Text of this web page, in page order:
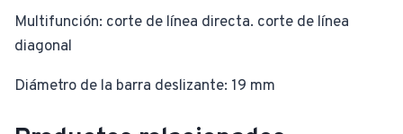
Multifunción: corte de línea directa. corte de línea
diagonal
Diámetro de la barra deslizante: 19 mm